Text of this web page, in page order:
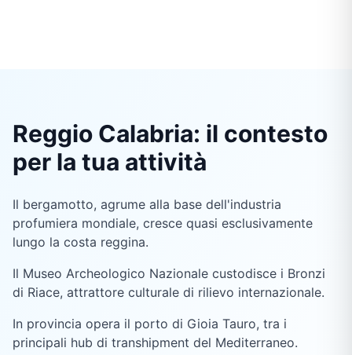
Reggio Calabria: il contesto
per la tua attività
Il bergamotto, agrume alla base dell'industria
profumiera mondiale, cresce quasi esclusivamente
lungo la costa reggina.
Il Museo Archeologico Nazionale custodisce i Bronzi
di Riace, attrattore culturale di rilievo internazionale.
In provincia opera il porto di Gioia Tauro, tra i
principali hub di transhipment del Mediterraneo.